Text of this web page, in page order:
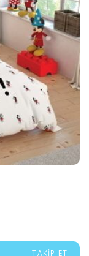
TAKIP ET